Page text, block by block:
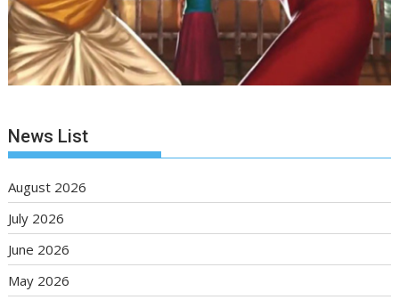
News List
August 2026
July 2026
June 2026
May 2026